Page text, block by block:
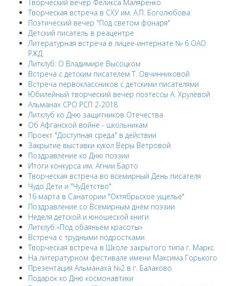
Творческий вечер Феликса Маляренко
Творческая встреча в СХУ им. А.П. Боголюбова
Поэтический вечер "Под светом фонаря"
Детский писатель в реацентре
Литературная встреча в лицее-интернате № 6 ОАО
РЖД
Литклуб: О Владимире Высоцком
Встреча с детским писателем Т. Овчинниковой
Встреча первоклассников с детскими писателями
Юбилейный творческий вечер поэтессы А. Хрулёвой
Альманах СРО РСП 2-2018
Литклуб ко Дню защитников Отечества
Об Афганской войне - школьникам
Проект "Доступная среда" в действии
Закрытие выставки кукол Веры Ветровой
Поздравление ко Дню поэзии
Итоги конкурса им. Агнии Барто
Творческая встреча во всемирный День писателя
Чудо Дети и "ЧуДетство"
16 марта в Санатории "Октябрьское ущелье"
Поздравление со Всемирным днём поэзии
Неделя детской и юношеской книги
Литклуб:«Под обаяньем красоты»
Встреча с трудными подростками
Творческая встреча в Школе закрытого типа г. Маркс
На литературном фестивале имени Максима Горького
Презентация Альманаха №2 в г. Балаково
Подарок ко Дню космонавтики